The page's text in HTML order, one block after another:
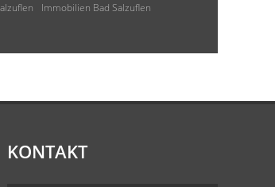
Immobilien Bad Salzuflen
KONTAKT